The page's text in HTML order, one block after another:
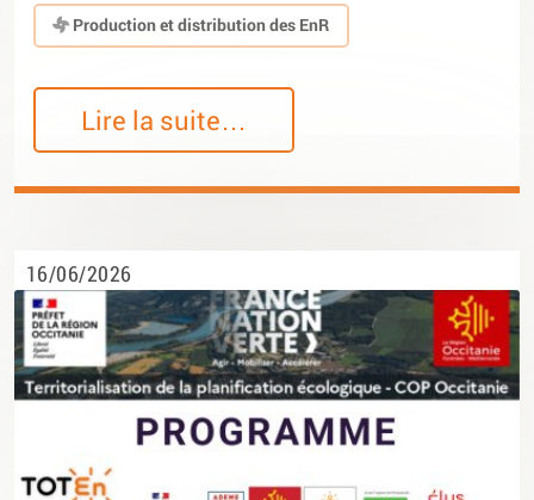
Production et distribution des EnR
Lire la suite…
16/06/2026